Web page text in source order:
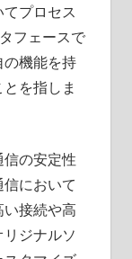
プロセス
フェースで
機能を持
を指しま
の安定性
において
接続や高
ジナルソ